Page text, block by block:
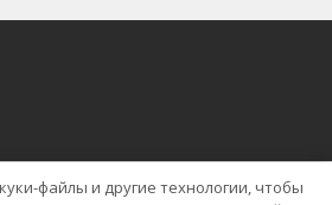
файлы и другие технологии, чтобы